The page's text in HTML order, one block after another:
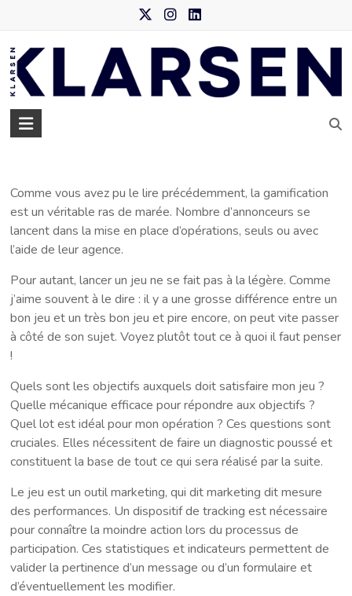
content
Klarsen
de
data
marketing
Comme vous avez pu le lire précédemment, la gamification
est un véritable ras de marée. Nombre d’annonceurs se
lancent dans la mise en place d’opérations, seuls ou avec
l’aide de leur agence.
Pour autant, lancer un jeu ne se fait pas à la légère. Comme
j’aime souvent à le dire : il y a une grosse différence entre un
bon jeu et un très bon jeu et pire encore, on peut vite passer
à côté de son sujet. Voyez plutôt tout ce à quoi il faut penser
!
Quels sont les objectifs auxquels doit satisfaire mon jeu ?
Quelle mécanique efficace pour répondre aux objectifs ?
Quel lot est idéal pour mon opération ? Ces questions sont
cruciales. Elles nécessitent de faire un diagnostic poussé et
constituent la base de tout ce qui sera réalisé par la suite.
Le jeu est un outil marketing, qui dit marketing dit mesure
des performances. Un dispositif de tracking est nécessaire
pour connaître la moindre action lors du processus de
participation. Ces statistiques et indicateurs permettent de
valider la pertinence d’un message ou d’un formulaire et
d’éventuellement les modifier.